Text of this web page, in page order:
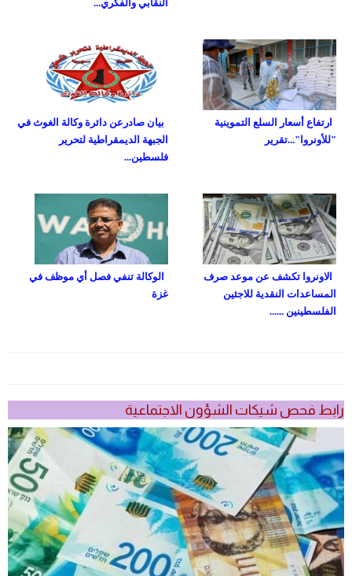
النقابي والفكري...
بيان صادرعن دائرة وكالة الغوث في
الجبهة الديمقراطية لتحرير
فلسطين...
ارتفاع أسعار السلع التموينية
"للأونروا"...تقرير
الوكالة تنفي فصل أي موظف في
غزة
الاونروا تكشف عن موعد صرف
المساعدات النقدية للاجئين
الفلسطينين ......
رابط فحص شيكات الشؤون الاجتماعية